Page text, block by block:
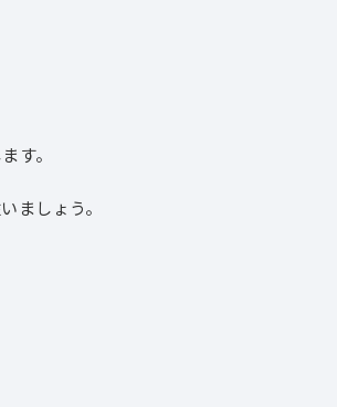
す。
しょう。